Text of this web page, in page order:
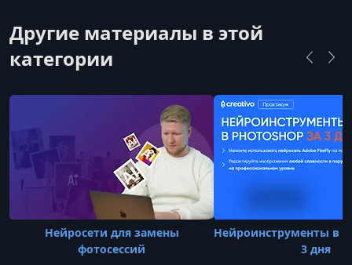
Другие материалы в этой
категории
Нейросети для замены
фотосессий
Нейроинструменты в
3 дня